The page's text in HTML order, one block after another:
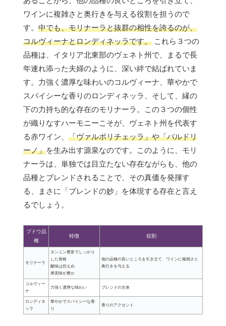
ワインに複雑さと奥行きを与える役割を担うので
す。 中でも、モリナーラと抜群の相性を誇るのが、
コルヴィーナとロンディネッラです。 これら３つの
品種は、イタリア北東部のヴェネト州で、まるで長
年連れ添った夫婦のように、深い絆で結ばれていま
す。力強く濃厚な味わいのコルヴィーナ、華やかで
スパイシーな香りのロンディネッラ、そして、縁の
下の力持ち的な存在のモリナーラ。この３つの個性
が織りなすハーモニーこそが、ヴェネト州を代表す
る赤ワイン、 「ヴァルポリチェッラ」や「バルドリ
ーノ」を生み出す源泉なのです。このように、モリ
ナーラは、単独では目立たない存在ながらも、他の
品種とブレンドされることで、その真価を発揮す
る、まさに「ブレンドの妙」を体現する存在と言え
るでしょう。
ブドウ品
種
特徴 役割
モリナーラ
タンニン豊富でしっかり
した骨格
酸味は控えめ
果実味が豊か
他の品種の良いところを引き立て、ワインに複雑さと
奥行きを与える
コルヴィー
ナ
力強く濃厚な味わい ブレンドの主体
ロンディネ
ッラ
華やかでスパイシーな香
り
香りのアクセント